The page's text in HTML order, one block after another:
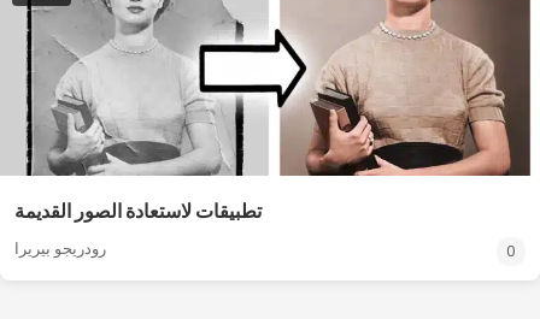
تطبيقات لاستعادة الصور القديمة
رودريجو بيريرا 0